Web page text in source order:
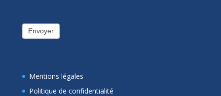
Envoyer
Mentions légales
Politique de confidentialité